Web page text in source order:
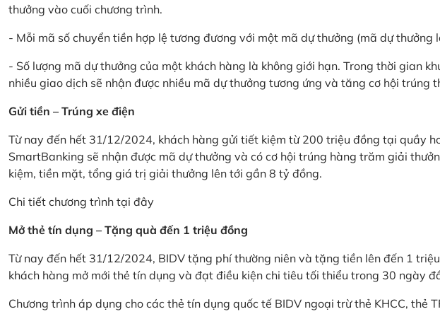
thưởng vào cuối chương trình.
- Mỗi mã số chuyển tiền hợp lệ tương đương với một mã dự thưởng (mã dự thưởng
- Số lượng mã dự thưởng của một khách hàng là không giới hạn. Trong thời gian
nhiều giao dịch sẽ nhận được nhiều mã dự thưởng tương ứng và tăng cơ hội trúng
Gửi tiền – Trúng xe điện
Từ nay đến hết 31/12/2024, khách hàng gửi tiết kiệm từ 200 triệu đồng tại quầy
SmartBanking sẽ nhận được mã dự thưởng và có cơ hội trúng hàng trăm giải
kiệm, tiền mặt, tổng giá trị giải thưởng lên tới gần 8 tỷ đồng.
Chi tiết chương trình tại đây
Mở thẻ tín dụng – Tặng quà đến 1 triệu đồng
Từ nay đến hết 31/12/2024, BIDV tặng phí thường niên và tặng tiền lên đến 1
khách hàng mở mới thẻ tín dụng và đạt điều kiện chi tiêu tối thiểu trong 30 ngày
Chương trình áp dụng cho các thẻ tín dụng quốc tế BIDV ngoại trừ thẻ KHCC, thẻ